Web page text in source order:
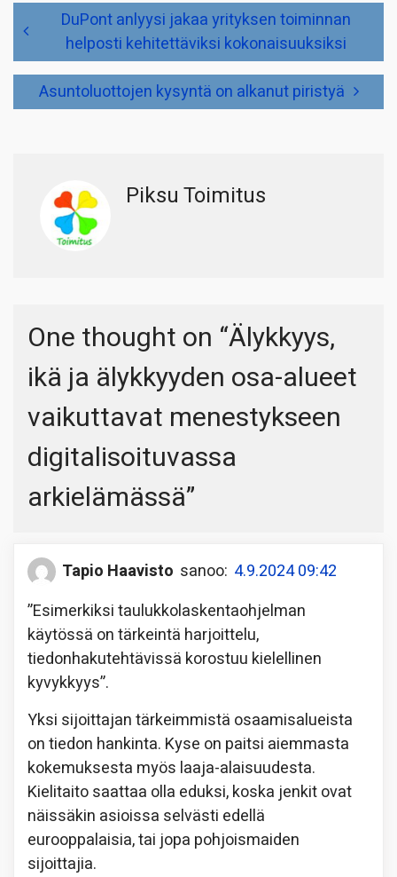
Artikkelien
selaus
DuPont anlyysi jakaa yrityksen toiminnan
helposti kehitettäviksi kokonaisuuksiksi
Asuntoluottojen kysyntä on alkanut piristyä
Piksu Toimitus
One thought on “Älykkyys,
ikä ja älykkyyden osa-alueet
vaikuttavat menestykseen
digitalisoituvassa
arkielämässä”
Tapio Haavisto sanoo: 4.9.2024 09:42
”Esimerkiksi taulukkolaskentaohjelman
käytössä on tärkeintä harjoittelu,
tiedonhakutehtävissä korostuu kielellinen
kyvykkyys”.
Yksi sijoittajan tärkeimmistä osaamisalueista
on tiedon hankinta. Kyse on paitsi aiemmasta
kokemuksesta myös laaja-alaisuudesta.
Kielitaito saattaa olla eduksi, koska jenkit ovat
näissäkin asioissa selvästi edellä
eurooppalaisia, tai jopa pohjoismaiden
sijoittajia.